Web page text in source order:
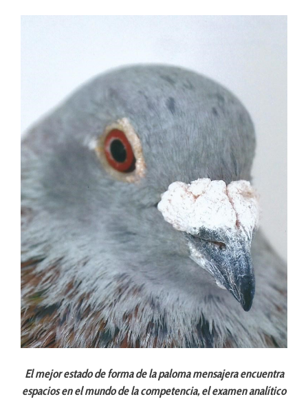
El mejor estado de forma de la paloma mensajera encuentra
espacios en el mundo de la competencia, el examen analítico